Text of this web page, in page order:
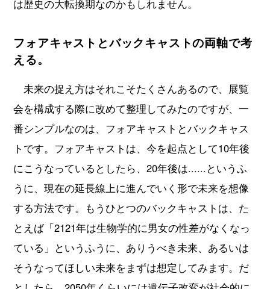
は歴史の大転換期なのかもしれません。
フォアキャストとバックキャストの両軸で考
える。
未来の捉え方はそれこそたくさんあるので、展覧
会を構成する際に改めて整理してみたのですが、一
番シンプルなのは、フォアキャストとバックキャス
トです。フォアキャストは、今を起点として10年後
にこうなっているとしたら、20年後は......というふ
うに、現在の延長線上に進んでいく形で未来を想像
する方法です。もうひとつのバックキャストは、た
とえば「2121年は生物学的に男女の性差がなくなっ
ている」というふうに、ありうべき未来、あるいは
そうなってほしい未来をまずは想定してみます。だ